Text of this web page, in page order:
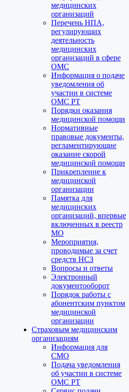
медицинских
организаций
Перечень НПА,
регулирующих
деятельность
медицинских
организаций в сфере
ОМС
Информация о подаче
уведомления об
участии в системе
ОМС РТ
Порядки оказания
медицинской помощи
Нормативные
правовые документы,
регламентирующие
оказание скорой
медицинской помощи
Прикрепление к
медицинской
организации
Памятка для
медицинских
организаций, впервые
включенных в реестр
МО
Мероприятия,
проводимые за счет
средств НСЗ
Вопросы и ответы
Электронный
документооборот
Порядок работы с
абонентским пунктом
медицинской
организации
Страховым медицинским
организациям
Информация для
СМО
Подача уведомления
об участии в системе
ОМС РТ